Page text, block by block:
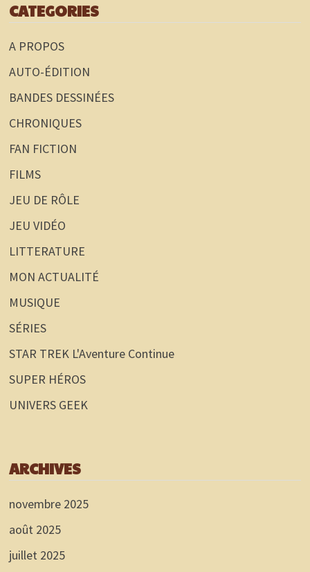
CATEGORIES
A PROPOS
AUTO-ÉDITION
BANDES DESSINÉES
CHRONIQUES
FAN FICTION
FILMS
JEU DE RÔLE
JEU VIDÉO
LITTERATURE
MON ACTUALITÉ
MUSIQUE
SÉRIES
STAR TREK L'Aventure Continue
SUPER HÉROS
UNIVERS GEEK
ARCHIVES
novembre 2025
août 2025
juillet 2025